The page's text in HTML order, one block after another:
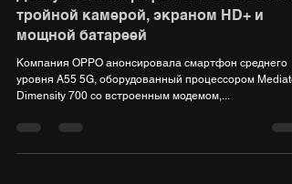
Доступный смартфон OPPO A55 5G с
мощной батареей
Компания OPPO анонсировала смартфон среднего
Dimensity 700 со встроенным модемом,...